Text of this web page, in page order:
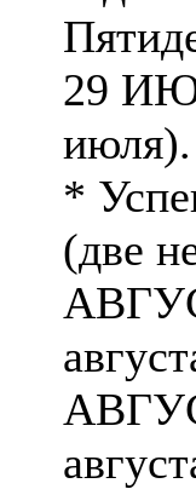
29
июля).
*
(две